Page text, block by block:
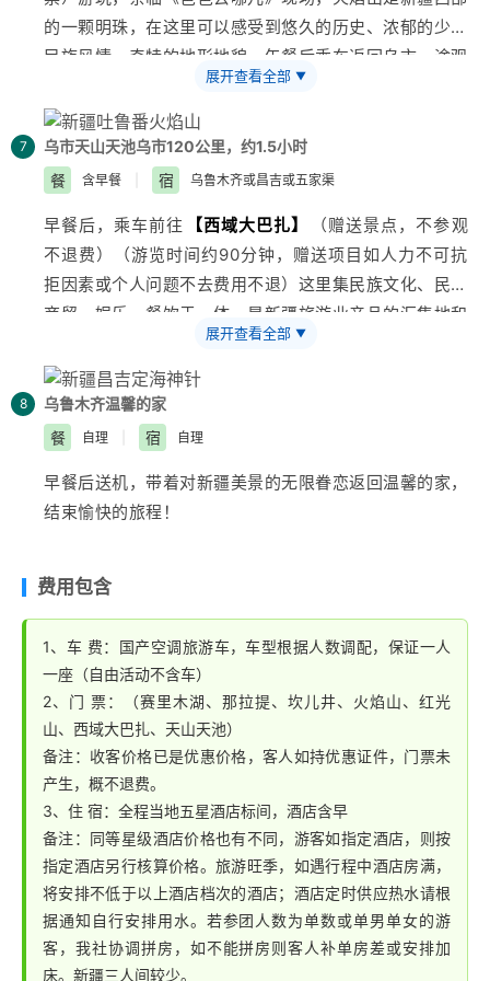
了解最真实的维吾尔族民俗与文化，免费品尝瓜果，学跳
欢快的维吾尔族歌舞，了解葡萄的种植过程与葡萄干的晾
晒技术等，了解吐鲁番历史文化、民俗民风、品特色小
【小贴士】：吐鲁番号称中国热极，日照强烈、气候干
燥，一定要注意防暑、防晒。
的一颗明珠，在这里可以感受到悠久的历史、浓郁的少数
民族风情、奇特的地形地貌。午餐后乘车返回乌市，途观
西部歌王—王洛宾老人情歌发源地达板城，柴窝堡湖，十
里盐湖，亚洲最大的
4A级生态文化旅游园区【红光山】
不退费），红光山园区以绿化为基础，以生态为主导，以
成为一座集生态观光、休闲度假、人居环境、运动娱乐、
科研教育为一体的大型生态文化旅游园区。【小贴
士】：
登山徒步请穿舒适的鞋；参加娱乐活动请注意安全；游览
展开查看全部 ▼
7 乌市天山天池乌市120公里，约1.5小时
餐
含早餐 宿 乌鲁木齐或昌吉或五家渠
早餐后，乘车前往 【西域大巴扎】
（赠送景点，不参观
不退费）（游览时间约90分钟，赠送项目如人力不可抗
拒因素或个人问题不去费用不退）这里集民族文化、民族
商贸、娱乐、餐饮于一体，是新疆旅游业产品的汇集地和
新的展示中心，是“新疆之窗”、也是新疆土特产及中亚商
品的自由市场。午餐游览品尝哈萨克名族
盛宴】，后乘车前往
山天池】
（含门区）：古称瑶池，是中国西北干旱地区
和山崩、滑坡堰塞湖两说。景区以高山湖泊为中心，雪峰
倒映，云杉环拥，碧水似镜，风光如画。途中在阔克胡拉
三石、大天池、定海神针、悬泉飞瀑、南山望雪、西山观
展开查看全部 ▼
8 乌鲁木齐温馨的家
餐
自理 宿 自理
早餐后送机，带着对新疆美景的无限眷恋返回温馨的家，
结束愉快的旅程！
费用包含
1、车 费：国产空调旅游车，车型根据人数调配，保证一人
一座（自由活动不含车）
2、门 票：（赛里木湖、那拉提、坎儿井、火焰山、红光
山、西域大巴扎、天山天池）
备注：收客价格已是优惠价格，客人如持优惠证件，门票未
产生，概不退费。
3、住 宿：全程当地五星酒店标间，酒店含早
备注：同等星级酒店价格也有不同，游客如指定酒店，则按
指定酒店另行核算价格。旅游旺季，如遇行程中酒店房满，
将安排不低于以上酒店档次的酒店；酒店定时供应热水请根
据通知自行安排用水。若参团人数为单数或单男单女的游
客，我社协调拼房，如不能拼房则客人补单房差或安排加
床。新疆三人间较少。